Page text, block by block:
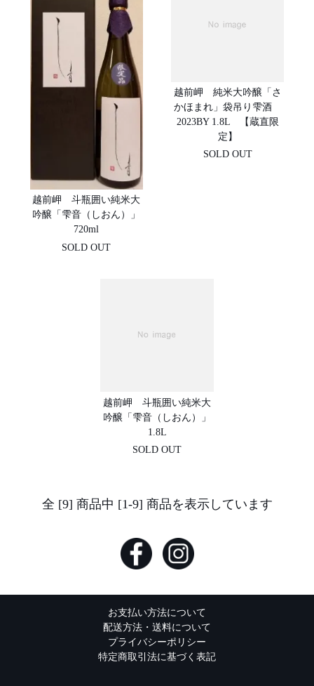
越前岬 斗瓶囲い純米大
吟醸「雫音（しおん）」
720ml
SOLD OUT
越前岬 純米大吟醸「さ
かほまれ」袋吊り雫酒
2023BY 1.8L 【蔵直限
定】
SOLD OUT
越前岬 斗瓶囲い純米大
吟醸「雫音（しおん）」
1.8L
SOLD OUT
全 [9] 商品中 [1-9] 商品を表示しています
お支払い方法について
配送方法・送料について
プライバシーポリシー
特定商取引法に基づく表記